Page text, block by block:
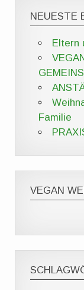
NEUESTE
Eltern
Familie
VEGAN